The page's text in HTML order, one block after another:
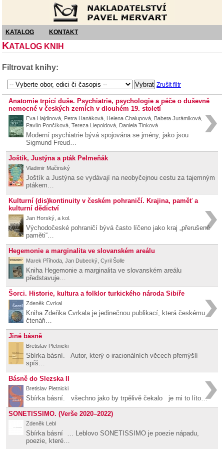
KATALOG KONTAKT
KATALOG KNIH
Filtrovat knihy:
Zrušit filtr
Anatomie trpící duše. Psychiatrie, psychologie a péče o duševně
nemocné v českých zemích v dlouhém 19. století
Eva Hajdinová, Petra Hanáková, Helena Chalupová, Babeta Jurámiková,
Pavlín Pončíková, Tereza Liepoldová, Daniela Tinková
Moderní psychiatrie bývá spojována se jmény, jako jsou
Sigmund Freud…
Joštík, Justýna a pták Pelmeňák
Vladimir Mačinský
Joštík a Justýna se vydávají na neobyčejnou cestu za tajemným
ptákem…
Kulturní (dis)kontinuity v českém pohraničí. Krajina, paměť a
kulturní dědictví
Jan Horský, a kol.
Východočeské pohraničí bývá často líčeno jako kraj „přerušené
paměti“…
Hegemonie a marginalita ve slovanském areálu
Marek Příhoda, Jan Dubecký, Cyril Šolle
Kniha Hegemonie a marginalita ve slovanském areálu
představuje…
Šorci. Historie, kultura a folklor turkického národa Sibiře
Zdeněk Cvrkal
Kniha Zdeňka Cvrkala je jedinečnou publikací, která českému
čtenáři…
Jiné básně
Bretislav Pletnicki
Sbírka básní. Autor, který o iracionálních věcech přemýšlí
spíš…
Básně do Slezska II
Bretislav Pletnicki
Sbírka básní. všechno jako by trpělivě čekalo je mi to líto…
SONETISSIMO. (Verše 2020–2022)
Zdeněk Lebl
Sbírka básní … Leblovo SONETISSIMO je poezie nápadu,
poezie, které…